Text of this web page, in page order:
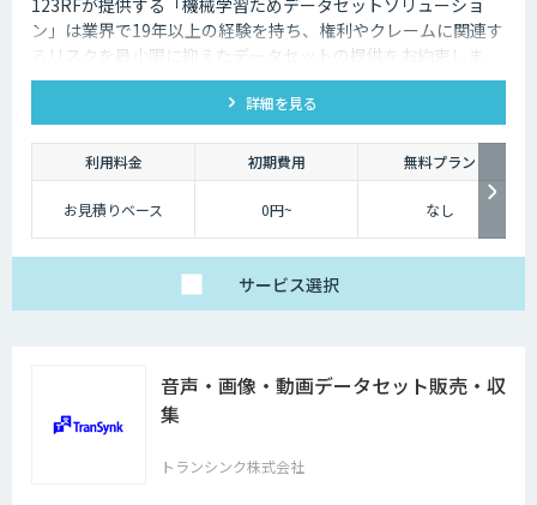
ン」は業界で19年以上の経験を持ち、権利やクレームに関連す
るリスクを最小限に抑えたデータセットの提供をお約束しま
す。
詳細を見る
利用料金 初期費用 無料プラン
お見積りベース 0円~ なし
サービス選択
音声・画像・動画データセット販売・収
集
トランシンク株式会社